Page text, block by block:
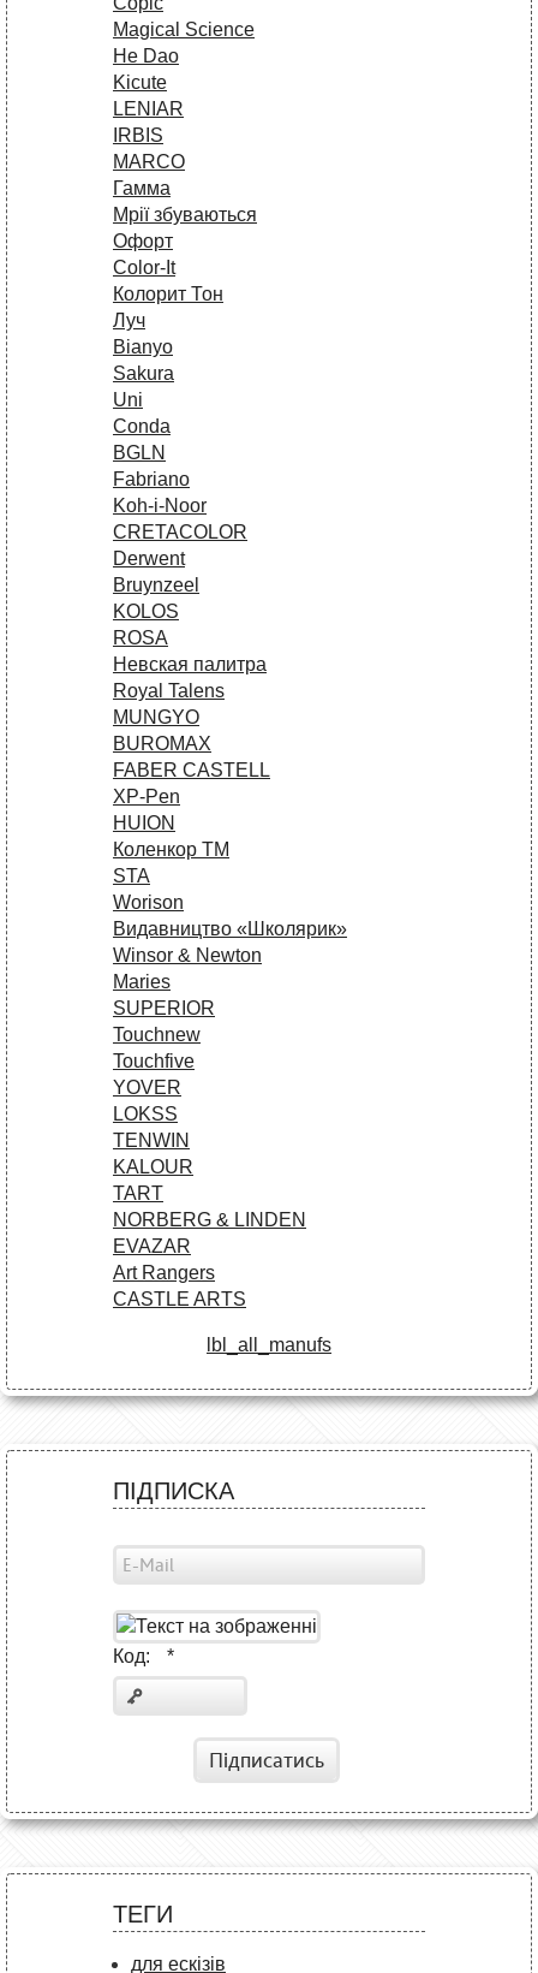
Magical Science
He Dao
Kicute
LENIAR
IRBIS
MARCO
Гамма
Мрії збуваються
Офорт
Сolor-It
Колорит Тон
Луч
Bianyo
Sakura
Uni
Conda
BGLN
Fabriano
Koh-i-Noor
CRETACOLOR
Derwent
Bruynzeel
KOLOS
ROSA
Невская палитра
Royal Talens
MUNGYO
BUROMAX
FABER CASTELL
XP-Pen
HUION
Коленкор ТМ
STA
Worison
Видавництво «Школярик»
Winsor & Newton
Maries
SUPERIOR
Touchnew
Touchfive
YOVER
LOKSS
TENWIN
KALOUR
TART
NORBERG & LINDEN
EVAZAR
Art Rangers
CASTLE ARTS
lbl_all_manufs
ПІДПИСКА
Код: *
Підписатись
ТЕГИ
для ескізів